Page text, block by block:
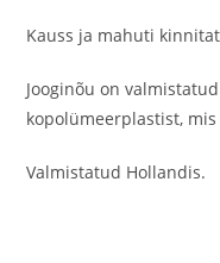
Kauss ja mahuti
Jooginõu on
kopolümeerplastist,
Valmistatud Hollandis.